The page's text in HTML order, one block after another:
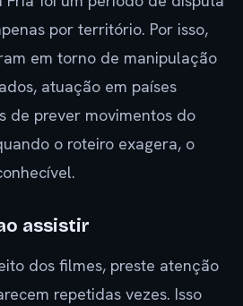
por território. Por isso,
em torno de manipulação
atuação em países
de prever movimentos do
o roteiro exagera, o
assistir
dos filmes, preste atenção
repetidas vezes. Isso